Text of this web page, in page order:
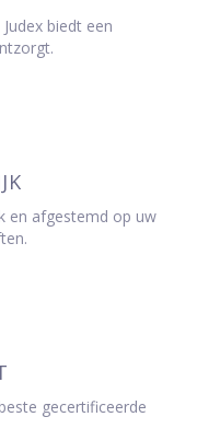
biedt een
en afgestemd op uw
gecertificeerde